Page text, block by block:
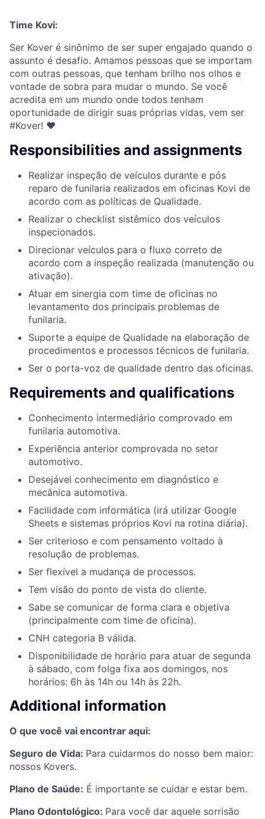
Time Kovi:
Ser Kover é sinônimo de ser super engajado quando o
assunto é desafio. Amamos pessoas que se importam
com outras pessoas, que tenham brilho nos olhos e
vontade de sobra para mudar o mundo. Se você
acredita em um mundo onde todos tenham
oportunidade de dirigir suas próprias vidas, vem ser
#Kover! ♥
Responsibilities and assignments
Realizar inspeção de veículos durante e pós
reparo de funilaria realizados em oficinas Kovi de
acordo com as políticas de Qualidade.
Realizar o checklist sistêmico dos veículos
inspecionados.
Direcionar veículos para o fluxo correto de
acordo com a inspeção realizada (manutenção ou
ativação).
Atuar em sinergia com time de oficinas no
levantamento dos principais problemas de
funilaria.
Suporte a equipe de Qualidade na elaboração de
procedimentos e processos técnicos de funilaria.
Ser o porta-voz de qualidade dentro das oficinas.
Requirements and qualifications
Conhecimento intermediário comprovado em
funilaria automotiva.
Experiência anterior comprovada no setor
automotivo.
Desejável conhecimento em diagnóstico e
mecânica automotiva.
Facilidade com informática (irá utilizar Google
Sheets e sistemas próprios Kovi na rotina diária).
Ser criterioso e com pensamento voltado à
resolução de problemas.
Ser flexível a mudança de processos.
Tem visão do ponto de vista do cliente.
Sabe se comunicar de forma clara e objetiva
(principalmente com time de oficina).
CNH categoria B válida.
Disponibilidade de horário para atuar de segunda
à sábado, com folga fixa aos domingos, nos
horários: 6h às 14h ou 14h às 22h.
Additional information
O que você vai encontrar aqui:
Seguro de Vida: Para cuidarmos do nosso bem maior:
nossos Kovers.
Plano de Saúde: É importante se cuidar e estar bem.
Plano Odontológico: Para você dar aquele sorrisão